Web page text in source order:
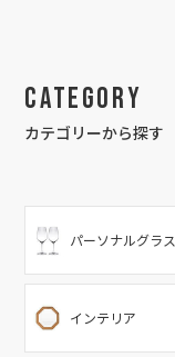
Category
カテゴリーから探す
パーソナルグラス
インテリア